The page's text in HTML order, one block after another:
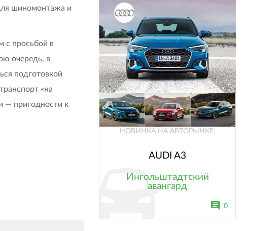
шиномонтажа и
с просьбой в
очередь, в
подготовкой
«на
— пригодности к
НОВИНКА НА АВТОРЫНКЕ:
AUDI A3
Ингольштадтский
авангард
0